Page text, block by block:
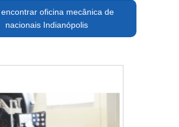
oficina mecânica de
nacionais Indianópolis